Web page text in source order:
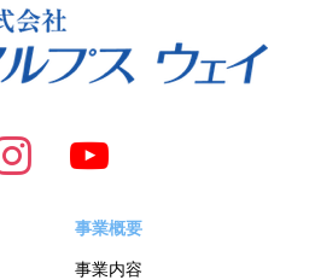
事業概要
事業内容